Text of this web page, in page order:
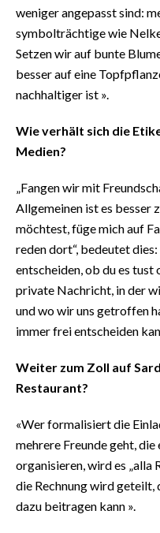
weniger angepasst sind:
symbolträchtige wie
Setzen wir auf bunte
besser auf eine
nachhaltiger ist ».
Wie verhält sich die
Medien?
„Fangen wir mit
Allgemeinen ist es besser
möchtest, füge mich auf
reden dort“, bedeutet
entscheiden, ob du es tust
private Nachricht, in der
und wo wir uns getroffen
immer frei entscheiden
Weiter zum Zoll auf
Restaurant?
«Wer formalisiert die
mehrere Freunde geht, die
organisieren, wird es „alla
die Rechnung wird geteilt,
dazu beitragen kann ».